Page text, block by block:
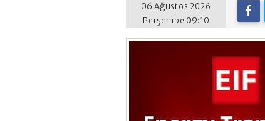
06 Ağustos 2026
Perşembe 09:10